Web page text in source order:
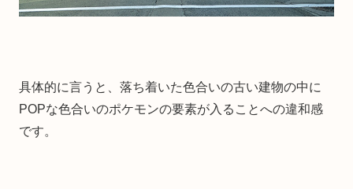
具体的に言うと、落ち着いた色合いの古い建物の中に
POPな色合いのポケモンの要素が入ることへの違和感
です。